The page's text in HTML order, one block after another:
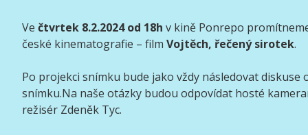
Ve čtvrtek 8.2.2024 od 18h v kině Ponrepo
české kinematografie – film Vojtěch, řečený sirotek.
Po projekci snímku bude jako vždy následovat diskuse
snímku.Na naše otázky budou odpovídat hosté
režisér Zdeněk Tyc.